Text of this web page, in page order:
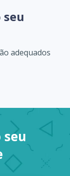
seu
adequados